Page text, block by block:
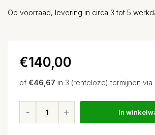
Op voorraad, levering in circa 3 tot 5
€140,00
of €46,67 in 3 (renteloze) termijnen via
In